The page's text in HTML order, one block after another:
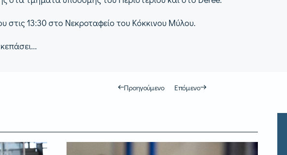
στις 13:30 στο Νεκροταφείο του Κόκκινου Μύλου.
Προηγούμενο Επόμενο